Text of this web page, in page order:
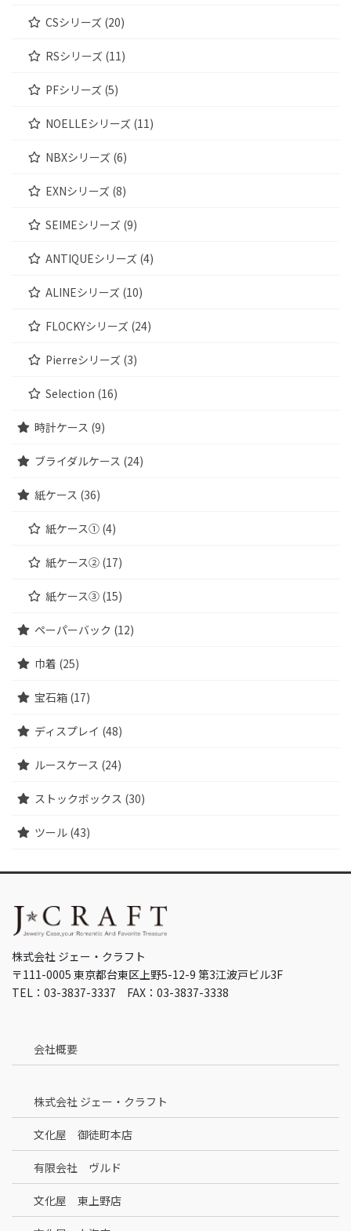
CSシリーズ (20)
RSシリーズ (11)
PFシリーズ (5)
NOELLEシリーズ (11)
NBXシリーズ (6)
EXNシリーズ (8)
SEIMEシリーズ (9)
ANTIQUEシリーズ (4)
ALINEシリーズ (10)
FLOCKYシリーズ (24)
Pierreシリーズ (3)
Selection (16)
時計ケース (9)
ブライダルケース (24)
紙ケース (36)
紙ケース① (4)
紙ケース② (17)
紙ケース③ (15)
ペーパーバック (12)
巾着 (25)
宝石箱 (17)
ディスプレイ (48)
ルースケース (24)
ストックボックス (30)
ツール (43)
株式会社 ジェー・クラフト
〒111-0005 東京都台東区上野5-12-9 第3江波戸ビル3F
TEL：03-3837-3337 FAX：03-3837-3338
会社概要
株式会社 ジェー・クラフト
文化屋 御徒町本店
有限会社 ヴルド
文化屋 東上野店